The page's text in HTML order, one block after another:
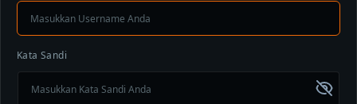
Kata Sandi